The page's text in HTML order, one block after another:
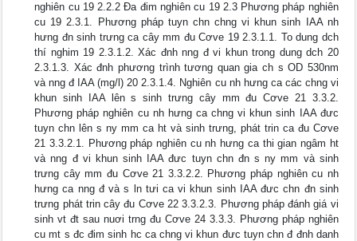
nghiên cu 19 2.2.2 Đa đim nghiên cu 19 2.3 Phương pháp nghiên
cu 19 2.3.1. Phương pháp tuyn chn chng vi khun sinh IAA nh
hưng đn sinh trưng ca cây mm đu Cơve 19 2.3.1.1. To dung dch
thí nghim 19 2.3.1.2. Xác đnh nng đ vi khun trong dung dch 20
2.3.1.3. Xác đnh phương trình tương quan gia ch s OD 530nm
và nng đ IAA (mg/l) 20 2.3.1.4. Nghiên cu nh hưng ca các chng vi
khun sinh IAA lên s sinh trưng cây mm đu Cơve 21 3.3.2.
Phương pháp nghiên cu nh hưng ca chng vi khun sinh IAA đưc
tuyn chn lên s ny mm ca ht và sinh trưng, phát trin ca đu Cơve
21 3.3.2.1. Phương pháp nghiên cu nh hưng ca thi gian ngâm ht
và nng đ vi khun sinh IAA đưc tuyn chn đn s ny mm và sinh
trưng cây mm đu Cơve 21 3.3.2.2. Phương pháp nghiên cu nh
hưng ca nng đ và s ln tưi ca vi khun sinh IAA đưc chn đn sinh
trưng phát trin cây đu Cơve 22 3.3.2.3. Phương pháp đánh giá vi
sinh vt đt sau nuơi trng đu Cơve 24 3.3.3. Phương pháp nghiên
cu mt s đc đim sinh hc ca chng vi khun đưc tuyn chn đ đnh danh